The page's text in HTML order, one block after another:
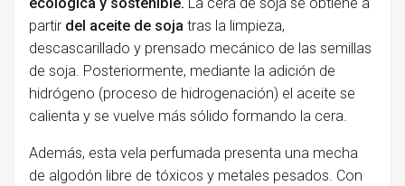
partir del aceite de soja tras la limpieza,
descascarillado y prensado mecánico de las semillas
de soja. Posteriormente, mediante la adición de
hidrógeno (proceso de hidrogenación) el aceite se
calienta y se vuelve más sólido formando la cera.
Además, esta vela perfumada presenta una mecha
de algodón libre de tóxicos y metales pesados. Con